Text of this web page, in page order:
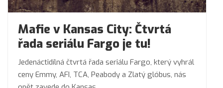
Mafie v Kansas City: Čtvrtá
řada seriálu Fargo je tu!
Jedenáctidílná čtvrtá řada seriálu Fargo, který vyhrál
ceny Emmy, AFI, TCA, Peabody a Zlatý glóbus, nás